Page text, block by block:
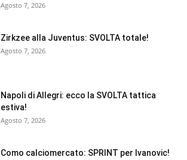
Agosto 7, 2026
Zirkzee alla Juventus: SVOLTA totale!
Agosto 7, 2026
Napoli di Allegri: ecco la SVOLTA tattica
estiva!
Agosto 7, 2026
Como calciomercato: SPRINT per Ivanovic!